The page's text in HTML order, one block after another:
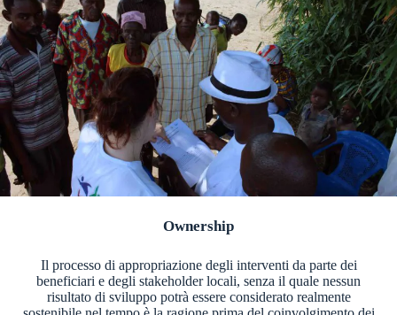
Ownership
Il processo di appropriazione degli interventi da parte dei
beneficiari e degli stakeholder locali, senza il quale nessun
risultato di sviluppo potrà essere considerato realmente